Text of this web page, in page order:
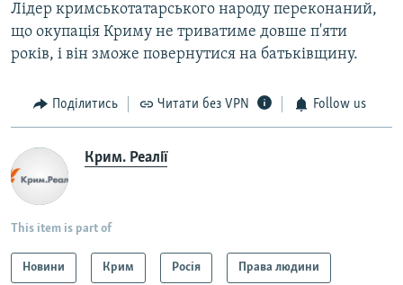
Лідер кримськотатарського народу переконаний,
що окупація Криму не триватиме довше п'яти
років, і він зможе повернутися на батьківщину.
Поділитись Читати без VPN Follow us
Крим. Реалії
This item is part of
Новини Крим Росія Права людини